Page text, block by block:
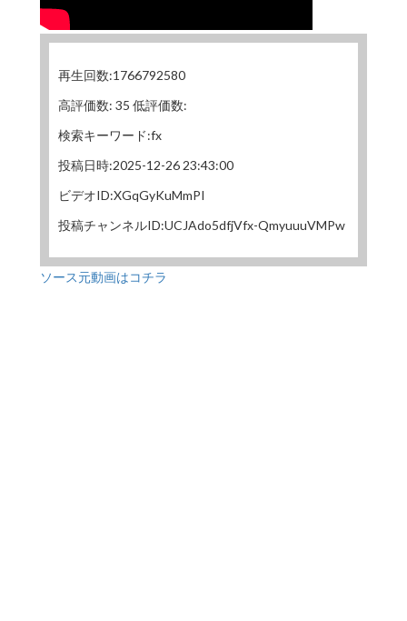
再生回数:1766792580
高評価数: 35 低評価数:
検索キーワード:fx
投稿日時:2025-12-26 23:43:00
ビデオID:XGqGyKuMmPI
投稿チャンネルID:UCJAdo5dfjVfx-QmyuuuVMPw
ソース元動画はコチラ